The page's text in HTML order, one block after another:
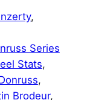
Series
Stats
Brodeur